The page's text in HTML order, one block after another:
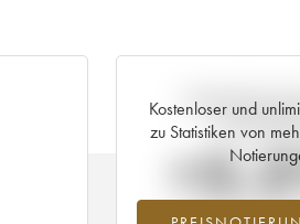
Kostenloser und
zu Statistiken von
Aktuelle